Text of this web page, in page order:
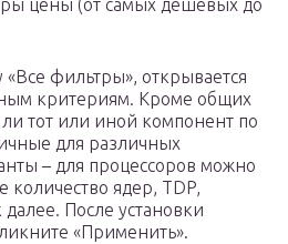
цены (от самых дешёвых до
«Все фильтры», открывается
критериям. Кроме общих
тот или иной компонент по
для различных
– для процессоров можно
количество ядер, TDP,
далее. После установки
«Применить».